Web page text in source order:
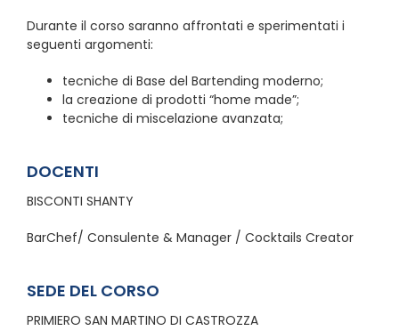
Durante il corso saranno affrontati e sperimentati i
seguenti argomenti:
tecniche di Base del Bartending moderno;
la creazione di prodotti “home made”;
tecniche di miscelazione avanzata;
DOCENTI
BISCONTI SHANTY
BarChef/ Consulente & Manager / Cocktails Creator
SEDE DEL CORSO
PRIMIERO SAN MARTINO DI CASTROZZA